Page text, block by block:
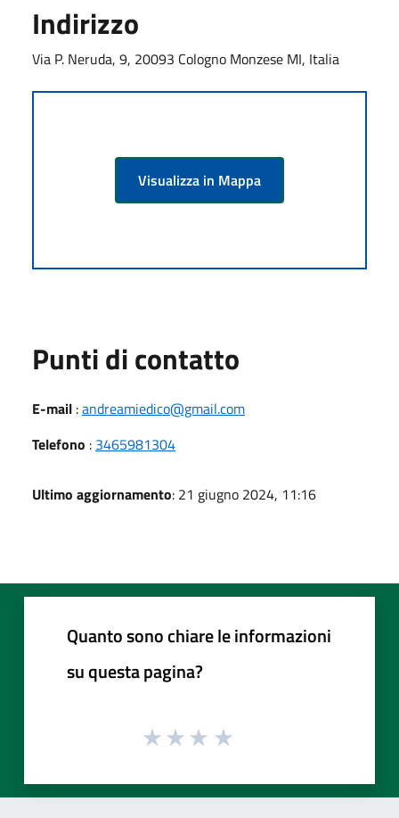
Indirizzo
Via P. Neruda, 9, 20093 Cologno Monzese MI, Italia
Visualizza in Mappa
Punti di contatto
E-mail :andreamiedico@gmail.com
Telefono : 3465981304
Ultimo aggiornamento: 21 giugno 2024, 11:16
Quanto sono chiare le informazioni
su questa pagina?